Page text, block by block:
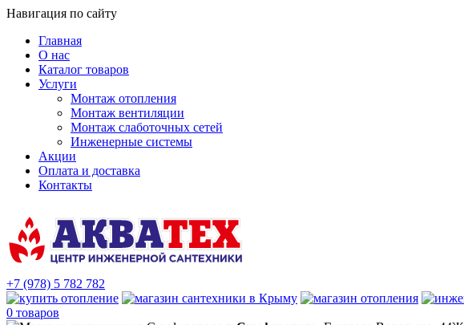
Навигация по сайту
Главная
О нас
Каталог товаров
Услуги
Монтаж отопления
Монтаж вентиляции
Монтаж слаботочных сетей
Инженерные системы
Акции
Оплата и доставка
Контакты
+7 (978) 5 782 782
0 товаров